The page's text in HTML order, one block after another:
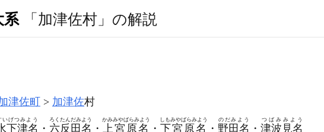
系 「加津佐村」の解説
津佐町 加津佐村
下津名
いげつみよう
・ 六反田名
ろくたんだみよう
・ 上宮原名
かみみやばらみよう
・ 下宮原名
しもみやばらみよう
・ 野田名
のだみよう
・ 津波見名
つばみみよう